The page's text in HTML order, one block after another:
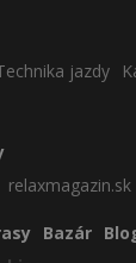
jazdy
relaxmagazin.sk
Bazár